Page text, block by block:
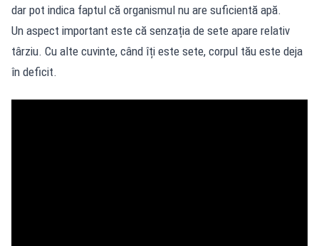
dar pot indica faptul că organismul nu are suficientă apă.
Un aspect important este că senzația de sete apare relativ
târziu. Cu alte cuvinte, când îți este sete, corpul tău este deja
în deficit.